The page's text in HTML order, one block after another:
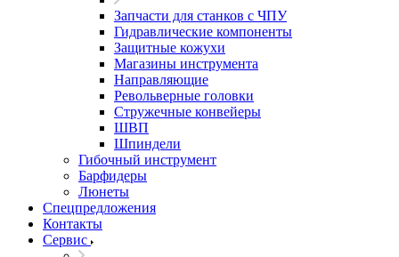
Запчасти для станков с ЧПУ
Гидравлические компоненты
Защитные кожухи
Магазины инструмента
Направляющие
Револьверные головки
Стружечные конвейеры
ШВП
Шпиндели
Гибочный инструмент
Барфидеры
Люнеты
Спецпредложения
Контакты
Сервис